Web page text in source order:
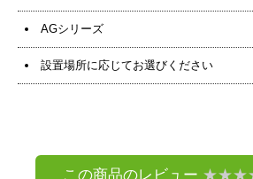
AGシリーズ
設置場所に応じてお選びください
この商品のレビュー